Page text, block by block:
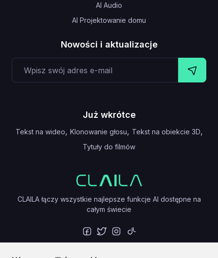
AI Audio
AI Projektowanie domu
Nowości i aktualizacje
Już wkrótce
Tekst na wideo, Klonowanie głosu, Tekst na obiekcie 3D,
Tytuły do filmów
CLAILA łączy wszystkie najlepsze funkcje AI dostępne na
całym świecie